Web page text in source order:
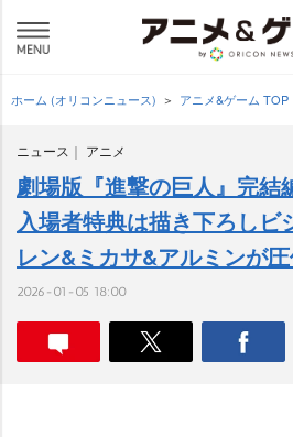
ホーム (オリコンニュース) アニメ&ゲーム TOP
ニュース アニメ
劇場版『進撃の巨人』完結
入場者特典は描き下ろしビ
レン&ミカサ&アルミンが
2026-01-05 18:00